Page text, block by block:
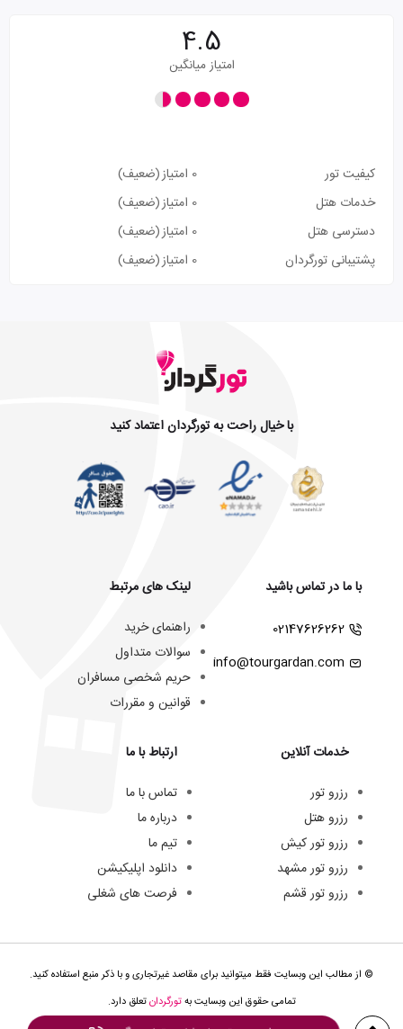
4.5
امتیاز میانگین
کیفیت تور 0 امتیاز
(ضعیف)
خدمات هتل
0 امتیاز
(ضعیف)
دسترسی هتل
0 امتیاز
(ضعیف)
پشتیبانی تورگردان
0 امتیاز (ضعیف)
با خیال راحت به تورگردان اعتماد کنید
با ما در تماس باشید
02147626262
info@tourgardan.com
خدمات آنلاین
رزرو تور
رزرو هتل
رزرو تور کیش
رزرو تور مشهد
رزرو تور قشم
لینک های مرتبط
راهنمای خرید
سوالات متداول
حریم شخصی مسافران
قوانین و مقررات
ارتباط با ما
تماس با ما
درباره ما
تیم ما
دانلود اپلیکیشن
فرصت های شغلی
© از مطالب این وبسایت فقط میتوانید برای مقاصد غیرتجاری و با ذکر منبع استفاده کنید.
تمامی حقوق این وبسایت بهتورگردانتعلق دارد.